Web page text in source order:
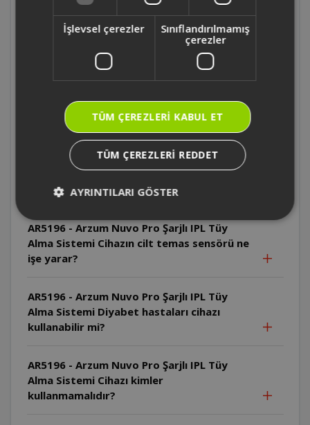
AR5196 - Arzum Nuvo Pro Şarjlı IPL Tüy
Alma Sistemi Cilt testi sonrası ne kadar
beklenmelidir?
Alma Sistemi İlk kullanımda hangi enerji
seviyesi önerilir?
AR5196 - Arzum Nuvo Pro Şarjlı IPL Tüy
Alma Sistemi IPL teknolojisi hangi tüy
renklerinde daha etkilidir?
AR5196 - Arzum Nuvo Pro Şarjlı IPL Tüy
Alma Sistemi Cihazın cilt temas sensörü ne
işe yarar?
AR5196 - Arzum Nuvo Pro Şarjlı IPL Tüy
Alma Sistemi Diyabet hastaları cihazı
kullanabilir mi?
AR5196 - Arzum Nuvo Pro Şarjlı IPL Tüy
Alma Sistemi Cihazı kimler
kullanmamalıdır?
İşlevsel çerezler
Sınıflandırılmamış
çerezler
TÜM ÇEREZLERI KABUL ET
TÜM ÇEREZLERI REDDET
AYRINTILARI GÖSTER